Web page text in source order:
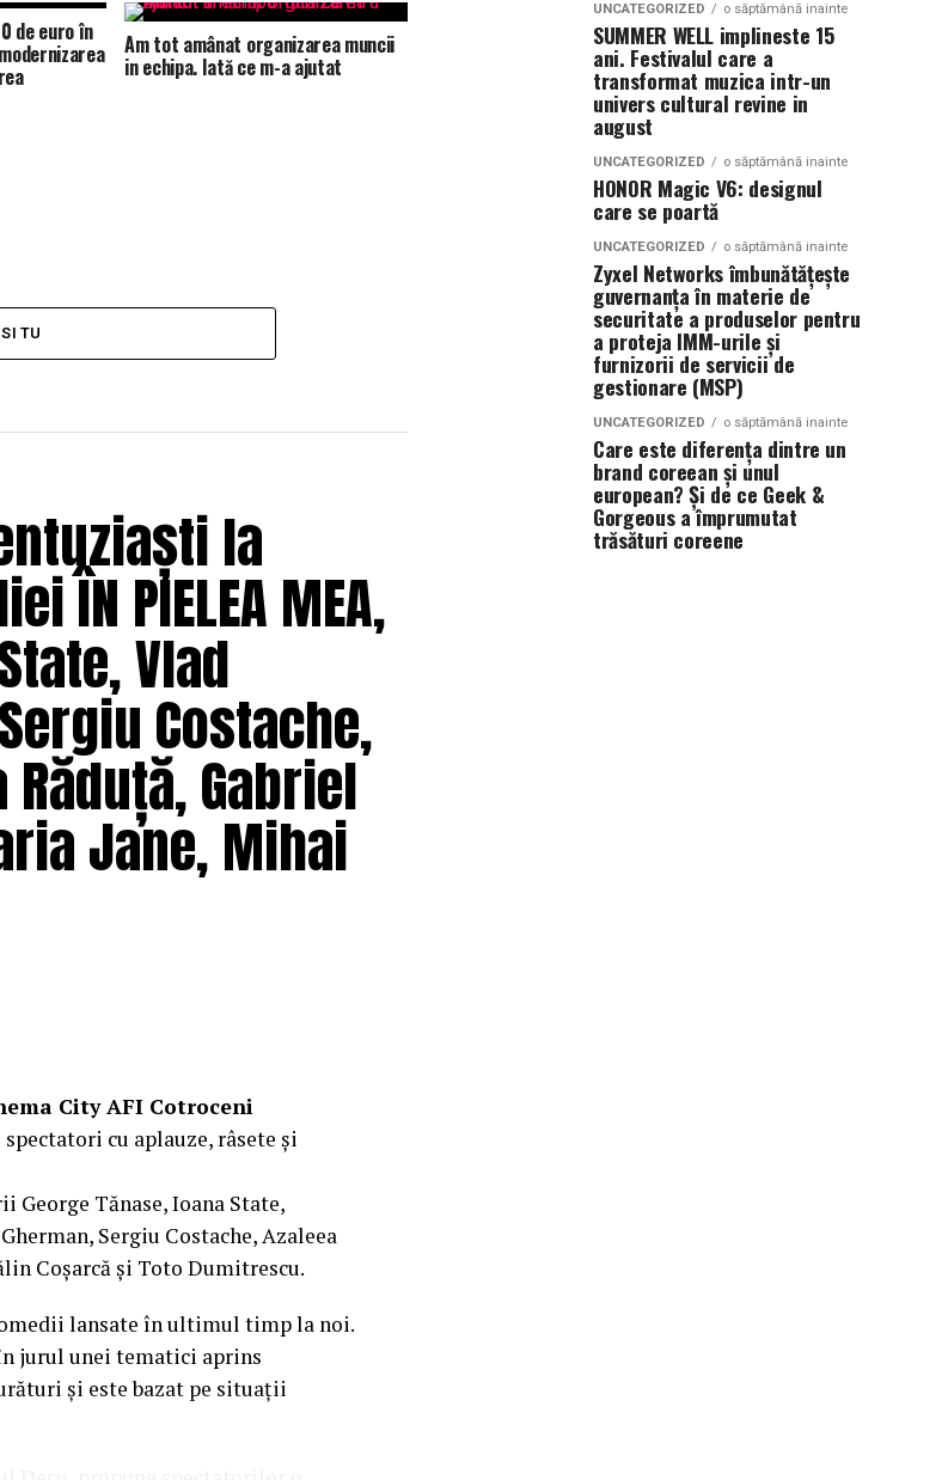
de euro în Am tot amânat organizarea muncii
in echipa. Iată ce m-a ajutat
TU
la
ÎN PIELEA MEA,
Vlad
Costache,
Gabriel
Jane, Mihai
City AFI Cotroceni
cu aplauze, râsete și
Tănase, Ioana State,
Sergiu Costache, Azaleea
Coșarcă și Toto Dumitrescu.
lansate în ultimul timp la noi.
jurul unei tematici aprins
și este bazat pe situații
UNCATEGORIZED o săptămână inainte
SUMMER WELL implineste 15
ani. Festivalul care a
transformat muzica intr-un
univers cultural revine in
august
UNCATEGORIZED o săptămână inainte
HONOR Magic V6: designul
care se poartă
UNCATEGORIZED o săptămână inainte
Zyxel Networks îmbunătățește
guvernanța în materie de
securitate a produselor pentru
a proteja IMM-urile și
furnizorii de servicii de
gestionare (MSP)
UNCATEGORIZED o săptămână inainte
Care este diferența dintre un
brand coreean și unul
european? Și de ce Geek &
Gorgeous a împrumutat
trăsături coreene